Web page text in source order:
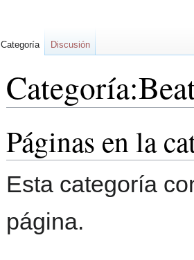
la
navegación
la
búsqueda
Páginas en la
Esta categoría
página.
Categoría Discusión